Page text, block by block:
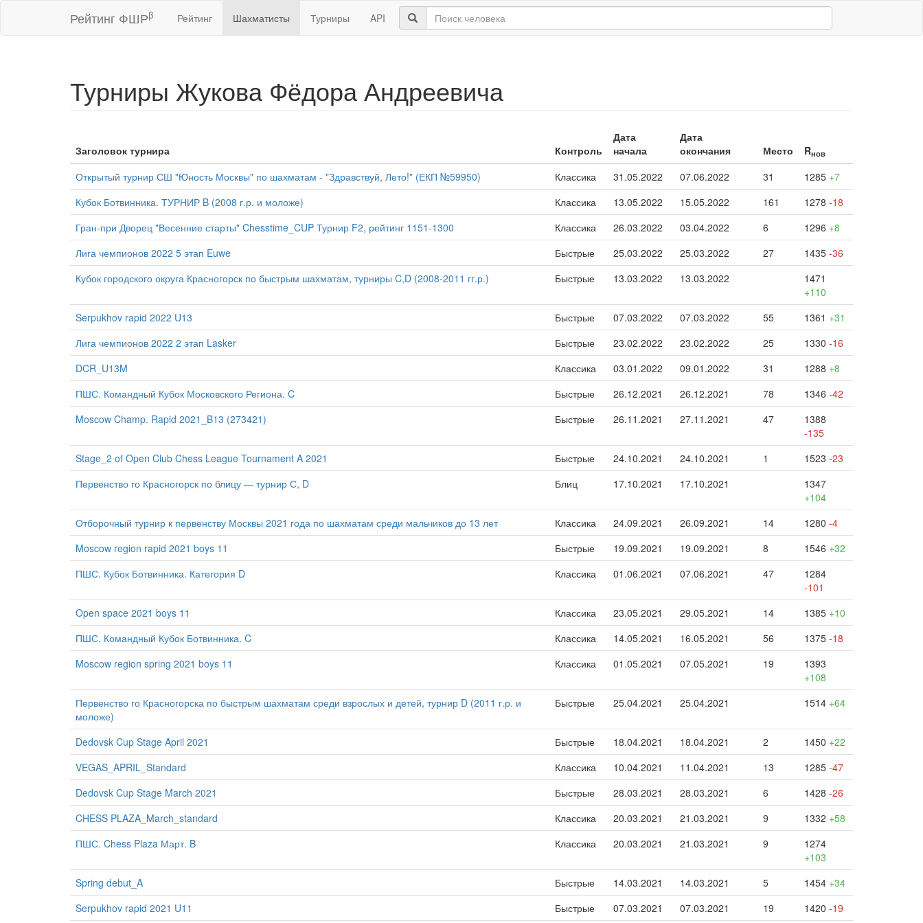
Рейтинг ФШРβ Рейтинг Шахматисты Турниры API
Турниры Жукова Фёдора Андреевича
Заголовок турнира Контроль
Дата
начала
Дата
окончания
Место Rнов
Открытый турнир СШ "Юность Москвы" по шахматам - "Здравствуй, Лето!" (ЕКП №59950) Классика 31.05.2022 07.06.2022 31 1285 +7
Кубок Ботвинника. ТУРНИР B (2008 г.р. и моложе)
Классика 13.05.2022 15.05.2022 161 1278 -18
Гран-при Дворец "Весенние старты" Chesstime_CUP Турнир F2, рейтинг 1151-1300
Классика 26.03.2022 03.04.2022 6 1296 +8
Лига чемпионов 2022 5 этап Euwe
Быстрые 25.03.2022 25.03.2022 27 1435 -36
Кубок городского округа Красногорск по быстрым шахматам, турниры C,D (2008-2011 гг.р.)
Быстрые 13.03.2022 13.03.2022
1471
+110
Serpukhov rapid 2022 U13
Быстрые 07.03.2022 07.03.2022 55 1361 +31
Лига чемпионов 2022 2 этап Lasker
Быстрые 23.02.2022 23.02.2022 25 1330 -16
DCR_U13M
Классика 03.01.2022 09.01.2022 31 1288 +8
ПШС. Командный Кубок Московского Региона. C
Быстрые 26.12.2021 26.12.2021 78 1346 -42
Moscow Champ. Rapid 2021_B13 (273421)
Быстрые 26.11.2021 27.11.2021 47
1388
-135
Stage_2 of Open Club Chess League Tournament A 2021
Быстрые 24.10.2021 24.10.2021 1 1523 -23
Первенство го Красногорск по блицу — турнир С, D
Блиц 17.10.2021 17.10.2021
1347
+104
Отборочный турнир к первенству Москвы 2021 года по шахматам среди мальчиков до 13 лет
Классика 24.09.2021 26.09.2021 14 1280 -4
Moscow region rapid 2021 boys 11
Быстрые 19.09.2021 19.09.2021 8 1546 +32
ПШС. Кубок Ботвинника. Категория D
Классика 01.06.2021 07.06.2021 47
1284
-101
Open space 2021 boys 11
Классика 23.05.2021 29.05.2021 14 1385 +10
ПШС. Командный Кубок Ботвинника. C
Классика 14.05.2021 16.05.2021 56 1375 -18
Moscow region spring 2021 boys 11
Классика 01.05.2021 07.05.2021 19
1393
+108
Первенство го Красногорска по быстрым шахматам среди взрослых и детей, турнир D (2011 г.р. и
моложе)
Быстрые 25.04.2021 25.04.2021 1514 +64
Dedovsk Cup Stage April 2021 Быстрые 18.04.2021 18.04.2021 2 1450 +22
VEGAS_APRIL_Standard
Классика 10.04.2021 11.04.2021 13 1285 -47
Dedovsk Cup Stage March 2021
Быстрые 28.03.2021 28.03.2021 6 1428 -26
CHESS PLAZA_March_standard
Классика 20.03.2021 21.03.2021 9 1332 +58
ПШС. Chess Plaza Март. B
Классика 20.03.2021 21.03.2021 9
1274
+103
Spring debut_A
Быстрые 14.03.2021 14.03.2021 5 1454 +34
Serpukhov rapid 2021 U11
Быстрые 07.03.2021 07.03.2021 19 1420 -19